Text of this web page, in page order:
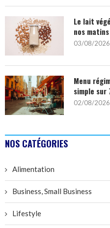
Le lait
nos matins
03/08/2026
Menu
simple sur
02/08/2026
NOS CATÉGORIES
Alimentation
Business, Small Business
Lifestyle